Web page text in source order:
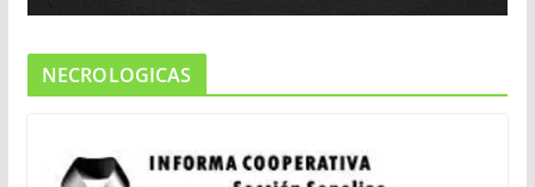
NECROLOGICAS